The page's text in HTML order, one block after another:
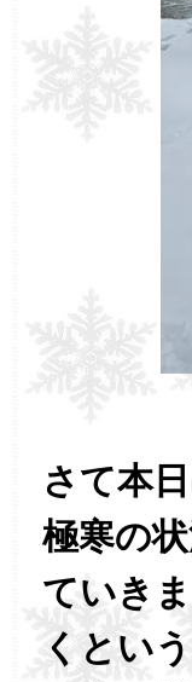
さて本
極寒の
ていき
くとい